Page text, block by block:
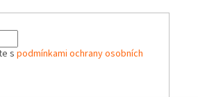
s podmínkami ochrany osobních